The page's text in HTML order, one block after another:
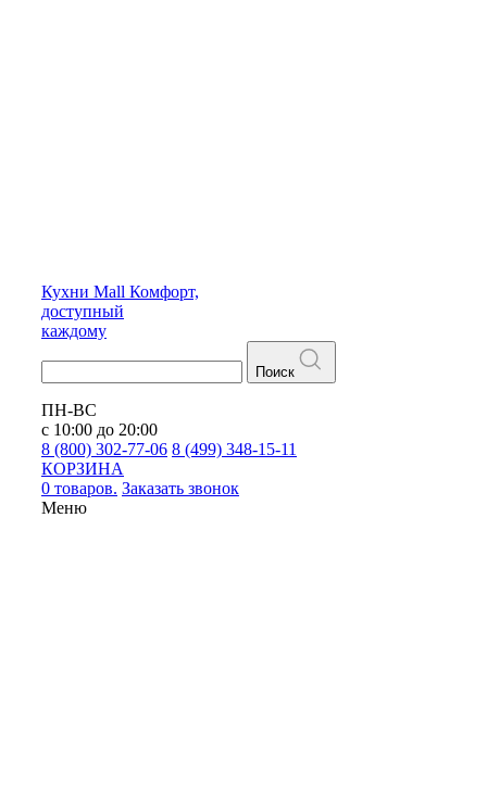
Кухни Mall Комфорт,
доступный
каждому
Поиск
ПН-ВС
с 10:00 до 20:00
8 (800) 302-77-06 8 (499) 348-15-11
КОРЗИНА
0 товаров. Заказать звонок
Меню